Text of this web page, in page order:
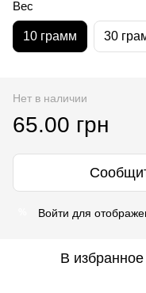
Вес
10 грамм 30
Нет в наличии
65.00 грн
Войти для
В избранное